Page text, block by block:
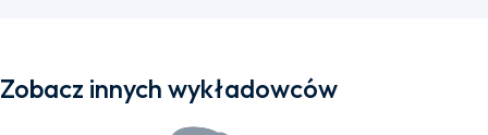
Zobacz innych wykładowców